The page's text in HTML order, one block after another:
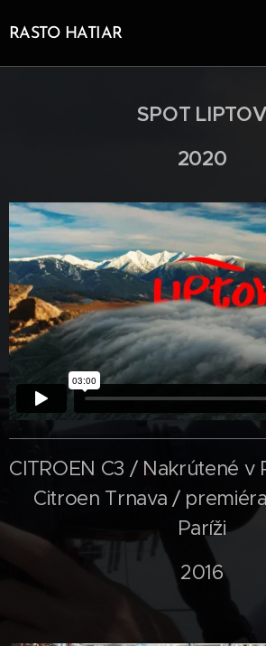
RASTO HATIAR
SPOT LIPTOV
2020
CITROEN C3 / Nakrútené v
Citroen Trnava /
Paríži
2016